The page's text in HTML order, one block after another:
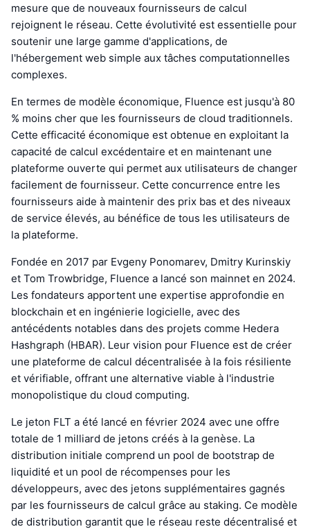
mesure que de nouveaux fournisseurs de calcul
rejoignent le réseau. Cette évolutivité est essentielle pour
soutenir une large gamme d'applications, de
l'hébergement web simple aux tâches computationnelles
complexes.
En termes de modèle économique, Fluence est jusqu'à 80
% moins cher que les fournisseurs de cloud traditionnels.
Cette efficacité économique est obtenue en exploitant la
capacité de calcul excédentaire et en maintenant une
plateforme ouverte qui permet aux utilisateurs de changer
facilement de fournisseur. Cette concurrence entre les
fournisseurs aide à maintenir des prix bas et des niveaux
de service élevés, au bénéfice de tous les utilisateurs de
la plateforme.
Fondée en 2017 par Evgeny Ponomarev, Dmitry Kurinskiy
et Tom Trowbridge, Fluence a lancé son mainnet en 2024.
Les fondateurs apportent une expertise approfondie en
blockchain et en ingénierie logicielle, avec des
antécédents notables dans des projets comme Hedera
Hashgraph (HBAR). Leur vision pour Fluence est de créer
une plateforme de calcul décentralisée à la fois résiliente
et vérifiable, offrant une alternative viable à l'industrie
monopolistique du cloud computing.
Le jeton FLT a été lancé en février 2024 avec une offre
totale de 1 milliard de jetons créés à la genèse. La
distribution initiale comprend un pool de bootstrap de
liquidité et un pool de récompenses pour les
développeurs, avec des jetons supplémentaires gagnés
par les fournisseurs de calcul grâce au staking. Ce modèle
de distribution garantit que le réseau reste décentralisé et